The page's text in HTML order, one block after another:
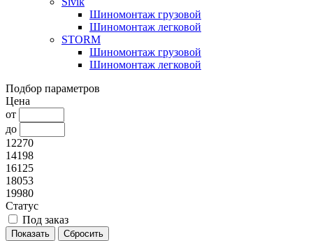
Шиномонтаж грузовой
Шиномонтаж легковой
STORM
Шиномонтаж грузовой
Шиномонтаж легковой
Подбор параметров
Цена
от
до
12270
14198
16125
18053
19980
Статус
Под заказ